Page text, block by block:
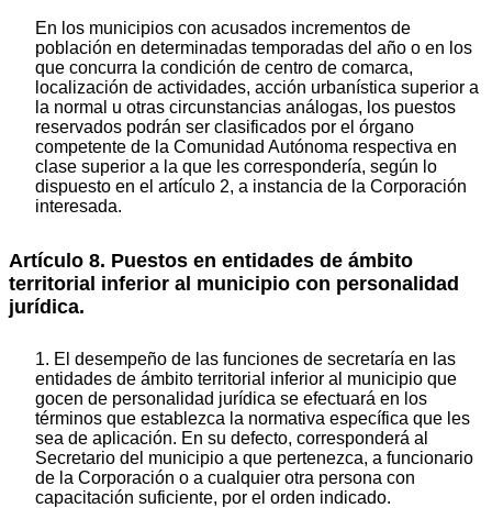
En los municipios con acusados incrementos de
población en determinadas temporadas del año o en los
que concurra la condición de centro de comarca,
localización de actividades, acción urbanística superior a
la normal u otras circunstancias análogas, los puestos
reservados podrán ser clasificados por el órgano
competente de la Comunidad Autónoma respectiva en
clase superior a la que les correspondería, según lo
dispuesto en el artículo 2, a instancia de la Corporación
interesada.
Artículo 8. Puestos en entidades de ámbito
territorial inferior al municipio con personalidad
jurídica.
1. El desempeño de las funciones de secretaría en las
entidades de ámbito territorial inferior al municipio que
gocen de personalidad jurídica se efectuará en los
términos que establezca la normativa específica que les
sea de aplicación. En su defecto, corresponderá al
Secretario del municipio a que pertenezca, a funcionario
de la Corporación o a cualquier otra persona con
capacitación suficiente, por el orden indicado.